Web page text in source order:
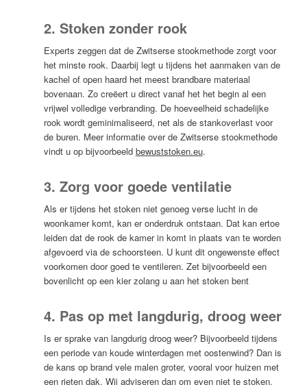
2. Stoken zonder rook
Experts zeggen dat de Zwitserse stookmethode zorgt voor
het minste rook. Daarbij legt u tijdens het aanmaken van de
kachel of open haard het meest brandbare materiaal
bovenaan. Zo creëert u direct vanaf het het begin al een
vrijwel volledige verbranding. De hoeveelheid schadelijke
rook wordt geminimaliseerd, net als de stankoverlast voor
de buren. Meer informatie over de Zwitserse stookmethode
vindt u op bijvoorbeeld bewuststoken.eu.
3. Zorg voor goede ventilatie
Als er tijdens het stoken niet genoeg verse lucht in de
woonkamer komt, kan er onderdruk ontstaan. Dat kan ertoe
leiden dat de rook de kamer in komt in plaats van te worden
afgevoerd via de schoorsteen. U kunt dit ongewenste effect
voorkomen door goed te ventileren. Zet bijvoorbeeld een
bovenlicht op een kier zolang u aan het stoken bent
4. Pas op met langdurig, droog weer
Is er sprake van langdurig droog weer? Bijvoorbeeld tijdens
een periode van koude winterdagen met oostenwind? Dan is
de kans op brand vele malen groter, vooral voor huizen met
een rieten dak. Wij adviseren dan om even niet te stoken.